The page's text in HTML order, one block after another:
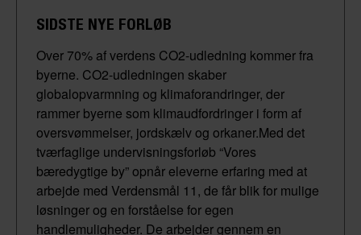
SIDSTE NYE FORLØB
Over 70% af verdens CO2-udledning kommer fra
byerne. CO2-udledningen skaber
globalopvarmning og klimaforandringer, der
rammer byerne som klimaudfordringer i form af
oversvømmelser, jordskælv og orkaner.Med det
tværfaglige undervisningsforløb “Vores
bæredygtige by” opnår eleverne erfaring med at
arbejde med Verdensmål 11, de får blik for mulige
løsninger og en forståelse for egen
handlemuligheder. De arbejder gennem en